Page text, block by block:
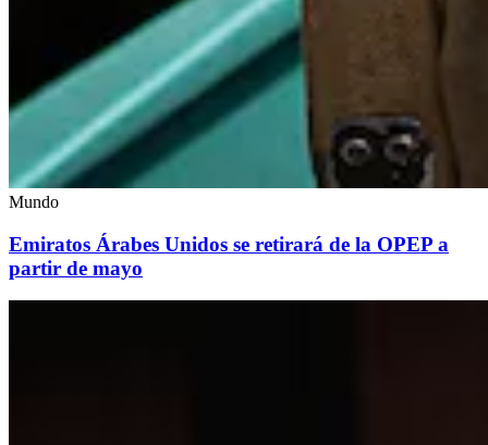
Mundo
Emiratos Árabes Unidos se retirará de la OPEP a
partir de mayo